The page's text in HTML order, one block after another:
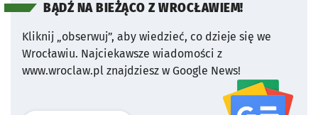
BĄDŹ NA BIEŻĄCO Z WROCŁAWIEM!
Kliknij „obserwuj”, aby wiedzieć, co dzieje się we
Wrocławiu. Najciekawsze wiadomości z
www.wroclaw.pl znajdziesz w Google News!